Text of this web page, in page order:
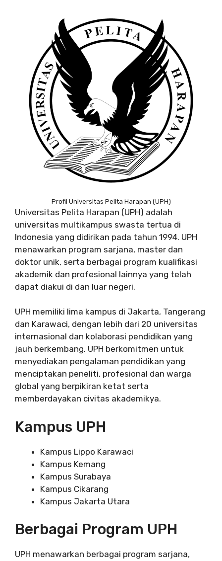
Profil Universitas Pelita Harapan (UPH)
Universitas Pelita Harapan (UPH) adalah
universitas multikampus swasta tertua di
Indonesia yang didirikan pada tahun 1994. UPH
menawarkan program sarjana, master dan
doktor unik, serta berbagai program kualifikasi
akademik dan profesional lainnya yang telah
dapat diakui di dan luar negeri.
UPH memiliki lima kampus di Jakarta, Tangerang
dan Karawaci, dengan lebih dari 20 universitas
internasional dan kolaborasi pendidikan yang
jauh berkembang. UPH berkomitmen untuk
menyediakan pengalaman pendidikan yang
menciptakan peneliti, profesional dan warga
global yang berpikiran ketat serta
memberdayakan civitas akademikya.
Kampus UPH
Kampus Lippo Karawaci
Kampus Kemang
Kampus Surabaya
Kampus Cikarang
Kampus Jakarta Utara
Berbagai Program UPH
UPH menawarkan berbagai program sarjana,